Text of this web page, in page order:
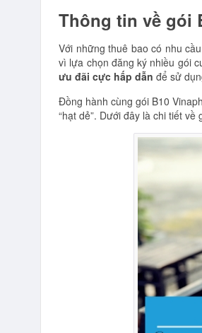
Thông tin về gói
Với những thuê bao có nhu
vì lựa chọn đăng ký nhiều gói
ưu đãi cực hấp dẫn để sử
Đồng hành cùng gói B10
“hạt dẻ”. Dưới đây là chi tiết về